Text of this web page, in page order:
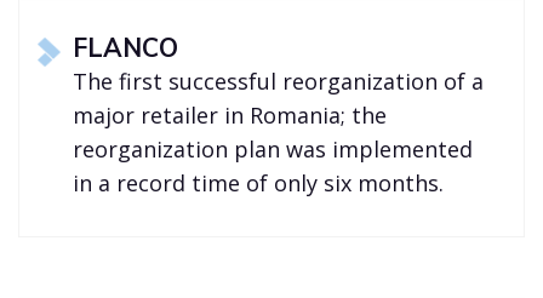
FLANCO
The first successful reorganization of a
major retailer in Romania; the
reorganization plan was implemented
in a record time of only six months.